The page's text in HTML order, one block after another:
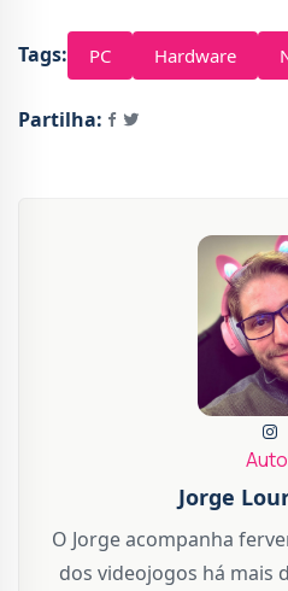
Tags: PC Hardware
Partilha:
Jorge
O Jorge acompanha
dos videojogos há mais